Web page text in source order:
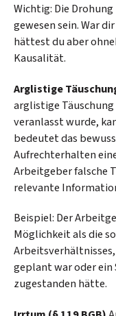
Wichtig: Die
gewesen sein. War
hättest du aber
Kausalität.
Arglistige
arglistige
veranlasst wurde,
bedeutet das
Aufrechterhalten
Arbeitgeber falsche
relevante
Beispiel: Der
Möglichkeit als die
geplant war oder
zugestanden hätte.